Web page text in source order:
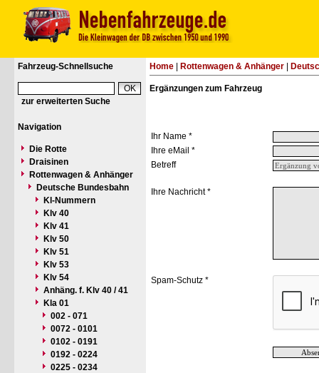
Fahrzeug-Schnellsuche
zur erweiterten Suche
Navigation
Die Rotte
Draisinen
Rottenwagen & Anhänger
Deutsche Bundesbahn
Kl-Nummern
Klv 40
Klv 41
Klv 50
Klv 51
Klv 53
Klv 54
Anhäng. f. Klv 40 / 41
Kla 01
002 - 071
0072 - 0101
0102 - 0191
0192 - 0224
0225 - 0234
Home Rottenwagen & Anhänger
Ergänzungen zum Fahrzeug
Ihr Name *
Ihre eMail *
Betreff
Ihre Nachricht *
Spam-Schutz *